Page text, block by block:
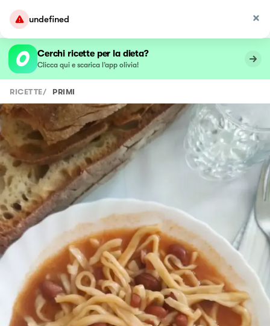
undefined
Cerchi ricette per la dieta?
Clicca qui e scarica l’app olivia!
RICETTE/ PRIMI